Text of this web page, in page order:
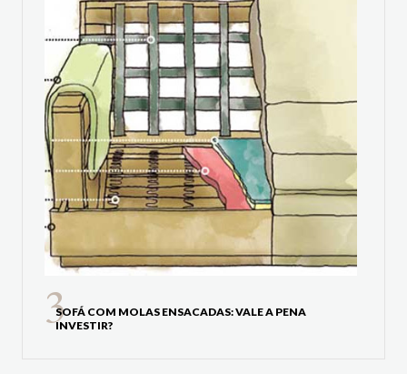
SOFÁ COM MOLAS ENSACADAS: VALE A PENA
INVESTIR?